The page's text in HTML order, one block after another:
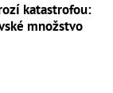
katastrofou:
množstvo